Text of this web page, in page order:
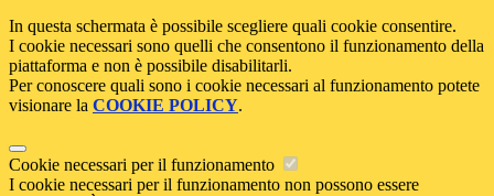
In questa schermata è possibile scegliere quali cookie consentire.
I cookie necessari sono quelli che consentono il funzionamento della
piattaforma e non è possibile disabilitarli.
Per conoscere quali sono i cookie necessari al funzionamento potete
visionare la COOKIE POLICY.
Cookie necessari per il funzionamento
I cookie necessari per il funzionamento non possono essere